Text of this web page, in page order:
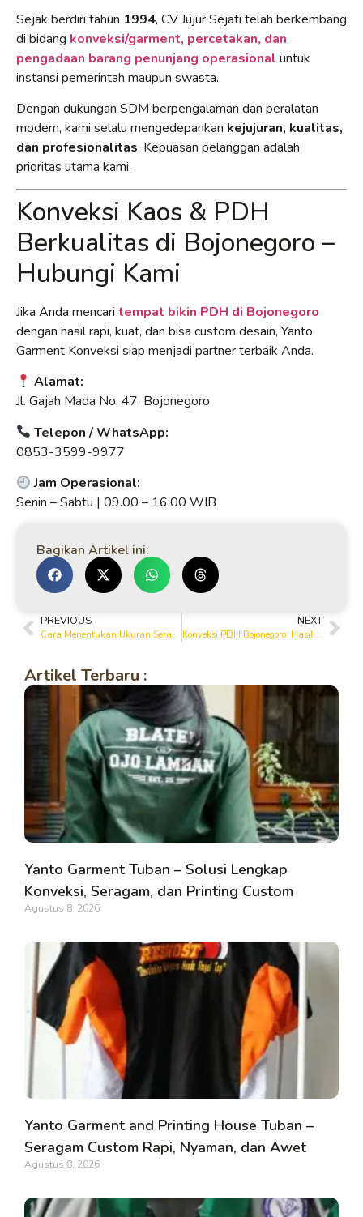
Sejak berdiri tahun 1994, CV Jujur Sejati telah berkembang
di bidang konveksi/garment, percetakan, dan
pengadaan barang penunjang operasional untuk
instansi pemerintah maupun swasta.
Dengan dukungan SDM berpengalaman dan peralatan
modern, kami selalu mengedepankan kejujuran, kualitas,
dan profesionalitas. Kepuasan pelanggan adalah
prioritas utama kami.
Konveksi Kaos & PDH
Berkualitas di Bojonegoro –
Hubungi Kami
Jika Anda mencari tempat bikin PDH di Bojonegoro
dengan hasil rapi, kuat, dan bisa custom desain, Yanto
Garment Konveksi siap menjadi partner terbaik Anda.
Alamat:
Jl. Gajah Mada No. 47, Bojonegoro
Telepon / WhatsApp:
0853-3599-9977
Jam Operasional:
Senin – Sabtu | 09.00 – 16.00 WIB
Bagikan Artikel ini:
PREVIOUS
Cara Menentukan Ukuran Seragam PDH yang Tepat untuk Tim Anda
NEXT
Konveksi PDH Bojonegoro: Hasil Rapi, Bahan Premium, dan Harga Kompetitif
Artikel Terbaru :
Yanto Garment Tuban – Solusi Lengkap
Konveksi, Seragam, dan Printing Custom
Agustus 8, 2026
Yanto Garment and Printing House Tuban –
Seragam Custom Rapi, Nyaman, dan Awet
Agustus 8, 2026